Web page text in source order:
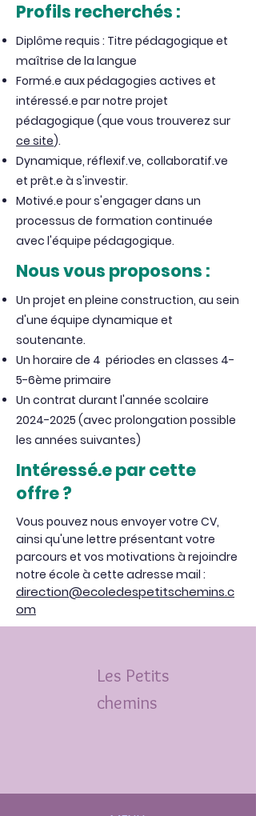
Profils recherchés :
Diplôme requis : Titre pédagogique et
maîtrise de la langue
Formé.e aux pédagogies actives et
intéressé.e par notre projet
pédagogique (que vous trouverez sur
ce site).
Dynamique, réflexif.ve, collaboratif.ve
et prêt.e à s'investir.
Motivé.e pour s'engager dans un
processus de formation continuée
avec l'équipe pédagogique.
Nous vous proposons :
Un projet en pleine construction, au sein
d'une équipe dynamique et
soutenante.
Un horaire de 4 périodes en classes 4-
5-6ème primaire
Un contrat durant l'année scolaire
2024-2025 (avec prolongation possible
les années suivantes)
Intéressé.e par cette
offre ?
Vous pouvez nous envoyer votre CV,
ainsi qu'une lettre présentant votre
parcours et vos motivations à rejoindre
notre école à cette adresse mail :
direction@ecoledespetitschemins.c
om
Les Petits
chemins